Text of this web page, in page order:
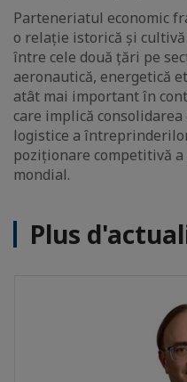
Parteneriatul economic
o relație istorică și
între cele două țări pe
aeronautică, energetică
atât mai important în
care implică
logistice a
poziționare competitivă
mondial.
Plus